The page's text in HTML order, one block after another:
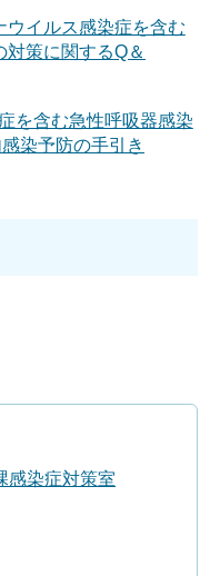
ウイルス感染症を含む
対策に関するQ＆
を含む急性呼吸器感染
染予防の手引き
感染症対策室